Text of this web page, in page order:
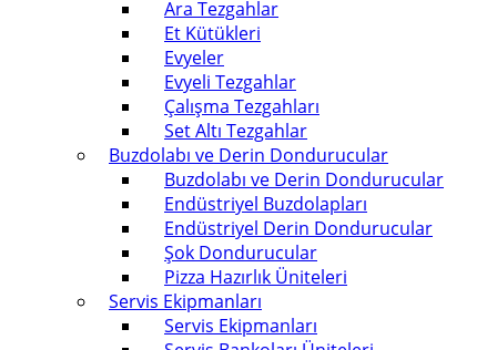
Ara Tezgahlar
Et Kütükleri
Evyeler
Evyeli Tezgahlar
Çalışma Tezgahları
Set Altı Tezgahlar
Buzdolabı ve Derin Dondurucular
Buzdolabı ve Derin Dondurucular
Endüstriyel Buzdolapları
Endüstriyel Derin Dondurucular
Şok Dondurucular
Pizza Hazırlık Üniteleri
Servis Ekipmanları
Servis Ekipmanları